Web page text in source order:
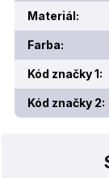
Materiál:
Farba:
Kód značky 1:
Kód značky 2: